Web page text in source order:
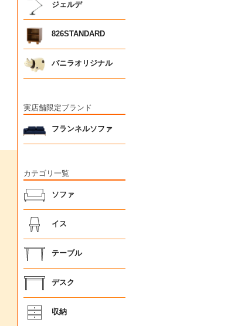
ジェルデ
826STANDARD
バニラオリジナル
実店舗限定ブランド
フランネルソファ
カテゴリ一覧
ソファ
イス
テーブル
デスク
収納